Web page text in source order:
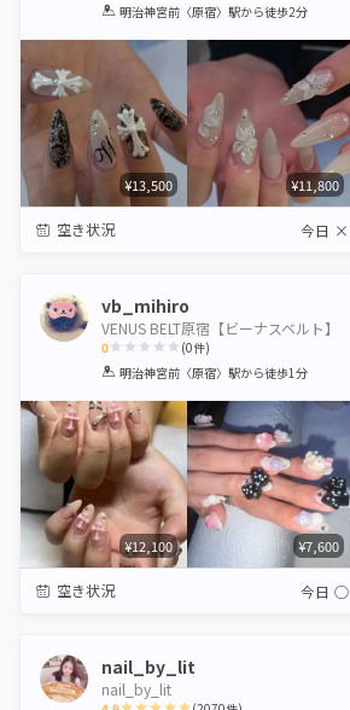
1 2 3 4 5
明治神宮前〈原宿〉駅から徒歩2分
¥13,500 ¥11,800
空き状況 今日 ×
vb_mihiro
VENUS BELT原宿【ビーナスベルト】
0
1 2 3 4 5
(0件)
明治神宮前〈原宿〉駅から徒歩1分
¥12,100 ¥7,600
空き状況 今日 ◯
nail_by_lit
nail_by_lit